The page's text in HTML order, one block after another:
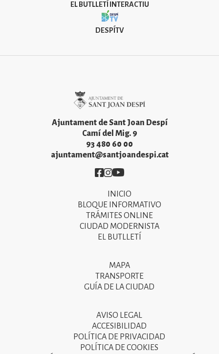
EL BUTLLETÍ INTERACTIU
DESPÍTV
Ajuntament de Sant Joan Despí
Camí del Mig. 9
93 480 60 00
ajuntament@santjoandespi.cat
Imatge
Imatge
Imatge
INICIO
BLOQUE INFORMATIVO
TRÁMITES ONLINE
CIUDAD MODERNISTA
EL BUTLLETÍ
MAPA
TRANSPORTE
GUÍA DE LA CIUDAD
AVISO LEGAL
ACCESIBILIDAD
POLÍTICA DE PRIVACIDAD
POLÍTICA DE COOKIES